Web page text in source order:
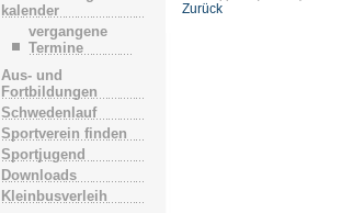
Zurück
kalender
vergangene
Termine
Aus- und
Fortbildungen
Schwedenlauf
Sportverein finden
Sportjugend
Downloads
Kleinbusverleih